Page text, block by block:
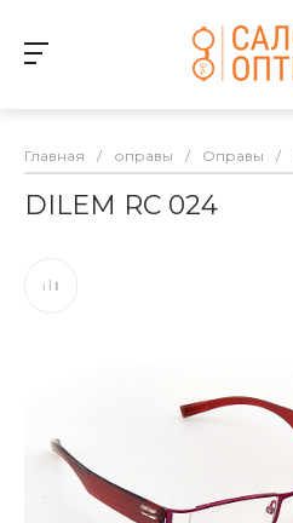
Главная / оправы / Оправы /
DILEM RC 024